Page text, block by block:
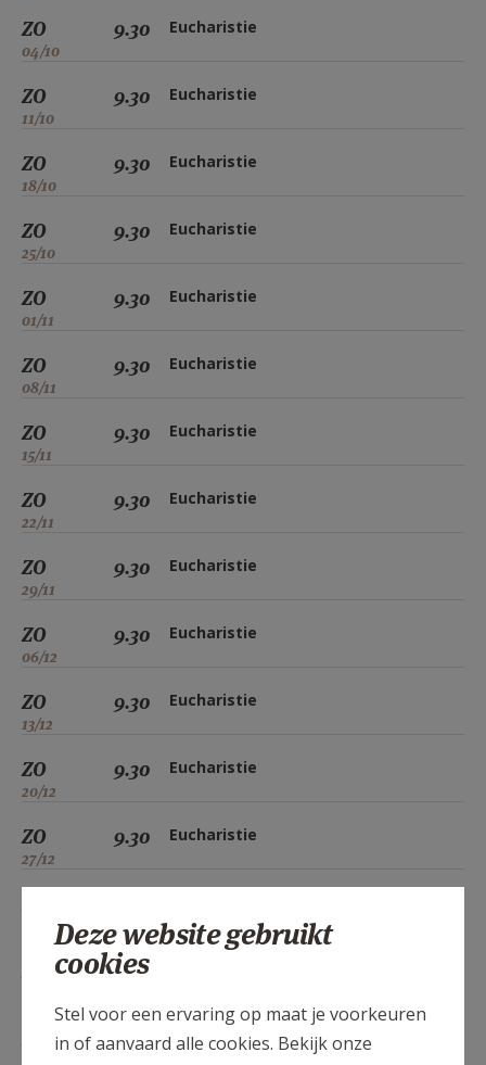
ZO
04/10
9.30 Eucharistie
ZO
11/10
9.30 Eucharistie
ZO
18/10
9.30 Eucharistie
ZO
25/10
9.30 Eucharistie
ZO
01/11
9.30 Eucharistie
ZO
08/11
9.30 Eucharistie
ZO
15/11
9.30 Eucharistie
ZO
22/11
9.30 Eucharistie
ZO
29/11
9.30 Eucharistie
ZO
06/12
9.30 Eucharistie
ZO
13/12
9.30 Eucharistie
ZO
20/12
9.30 Eucharistie
ZO
27/12
9.30 Eucharistie
9.30
9.30 Eucharistie
Deze website gebruikt
cookies
Stel voor een ervaring op maat je voorkeuren
in of aanvaard alle cookies. Bekijk onze